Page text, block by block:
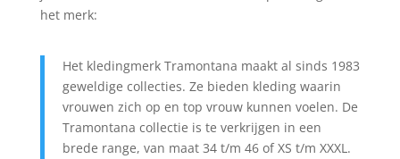
het merk:
Het kledingmerk Tramontana maakt al sinds 1983
geweldige collecties. Ze bieden kleding waarin
vrouwen zich op en top vrouw kunnen voelen. De
Tramontana collectie is te verkrijgen in een
brede range, van maat 34 t/m 46 of XS t/m XXXL.